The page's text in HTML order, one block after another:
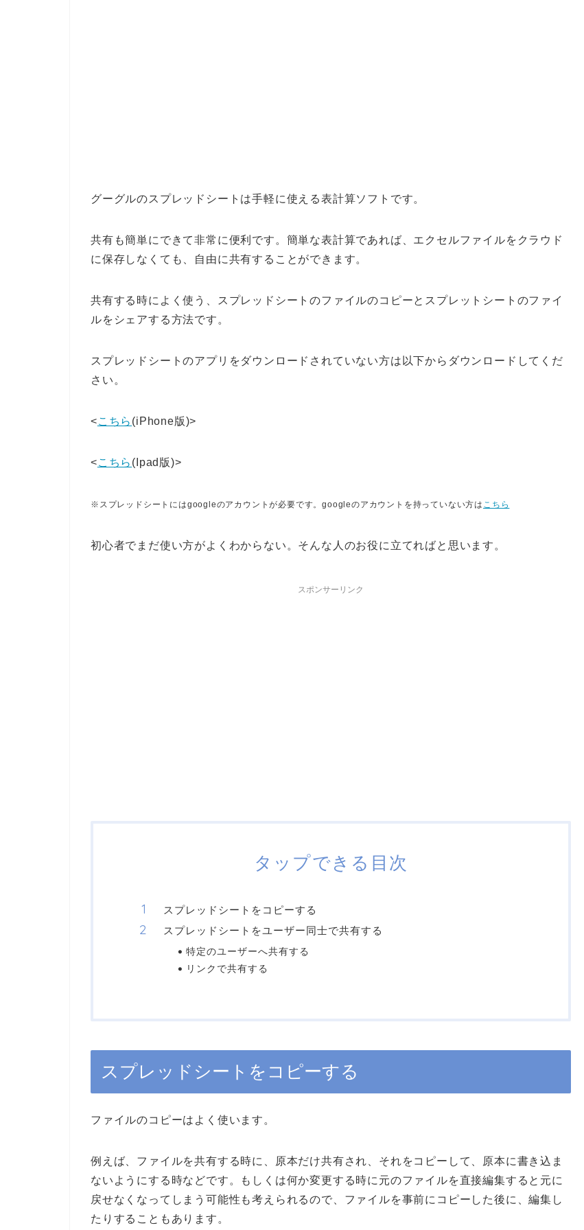
グーグルのスプレッドシートは手軽に使える表計算ソフトです。
共有も簡単にできて非常に便利です。簡単な表計算であれば、エクセルファイルをクラウド
に保存しなくても、自由に共有することができます。
共有する時によく使う、スプレッドシートのファイルのコピーとスプレットシートのファイ
ルをシェアする方法です。
スプレッドシートのアプリをダウンロードされていない方は以下からダウンロードしてくだ
さい。
<こちら (iPhone版)>
<こちら (Ipad版)>
※スプレッドシートにはgoogleのアカウントが必要です。googleのアカウントを持っていない方は こちら
初心者でまだ使い方がよくわからない。そんな人のお役に立てればと思います。
スポンサーリンク
タップできる目次
スプレッドシートをコピーする
スプレッドシートをユーザー同士で共有する
特定のユーザーへ共有する
リンクで共有する
スプレッドシートをコピーする
ファイルのコピーはよく使います。
例えば、ファイルを共有する時に、原本だけ共有され、それをコピーして、原本に書き込ま
ないようにする時などです。もしくは何か変更する時に元のファイルを直接編集すると元に
戻せなくなってしまう可能性も考えられるので、ファイルを事前にコピーした後に、編集し
たりすることもあります。